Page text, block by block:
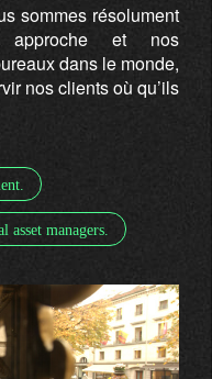
sommes résolument
approche et nos
dans le monde,
nos clients où qu’ils
asset managers.